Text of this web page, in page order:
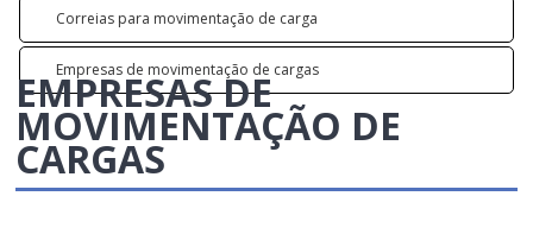
Correias para movimentação de carga
Empresas de movimentação de cargas
EMPRESAS DE
MOVIMENTAÇÃO DE
CARGAS